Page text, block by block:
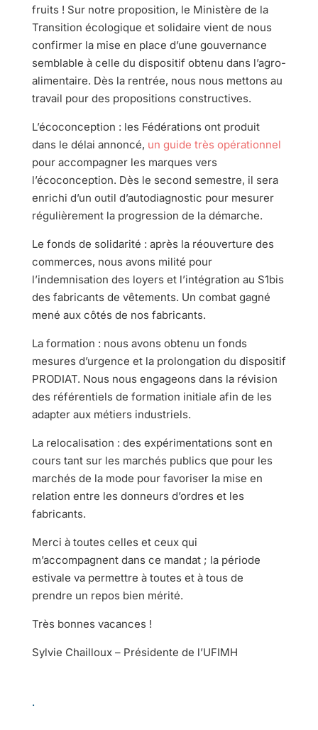
fruits ! Sur notre proposition, le Ministère de la
Transition écologique et solidaire vient de nous
confirmer la mise en place d’une gouvernance
semblable à celle du dispositif obtenu dans l’agro-
alimentaire. Dès la rentrée, nous nous mettons au
travail pour des propositions constructives.
L’écoconception : les Fédérations ont produit
dans le délai annoncé, un guide très opérationnel
pour accompagner les marques vers
l’écoconception. Dès le second semestre, il sera
enrichi d’un outil d’autodiagnostic pour mesurer
régulièrement la progression de la démarche.
Le fonds de solidarité : après la réouverture des
commerces, nous avons milité pour
l’indemnisation des loyers et l’intégration au S1bis
des fabricants de vêtements. Un combat gagné
mené aux côtés de nos fabricants.
La formation : nous avons obtenu un fonds
mesures d’urgence et la prolongation du dispositif
PRODIAT. Nous nous engageons dans la révision
des référentiels de formation initiale afin de les
adapter aux métiers industriels.
La relocalisation : des expérimentations sont en
cours tant sur les marchés publics que pour les
marchés de la mode pour favoriser la mise en
relation entre les donneurs d’ordres et les
fabricants.
Merci à toutes celles et ceux qui
m’accompagnent dans ce mandat ; la période
estivale va permettre à toutes et à tous de
prendre un repos bien mérité.
Très bonnes vacances !
Sylvie Chailloux – Présidente de l’UFIMH
.